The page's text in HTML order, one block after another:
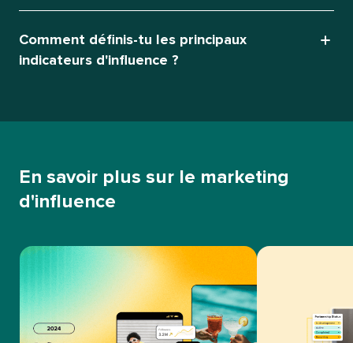
Comment définis-tu les principaux
indicateurs d'influence ?​​
En savoir plus sur le marketing
d'influence​​